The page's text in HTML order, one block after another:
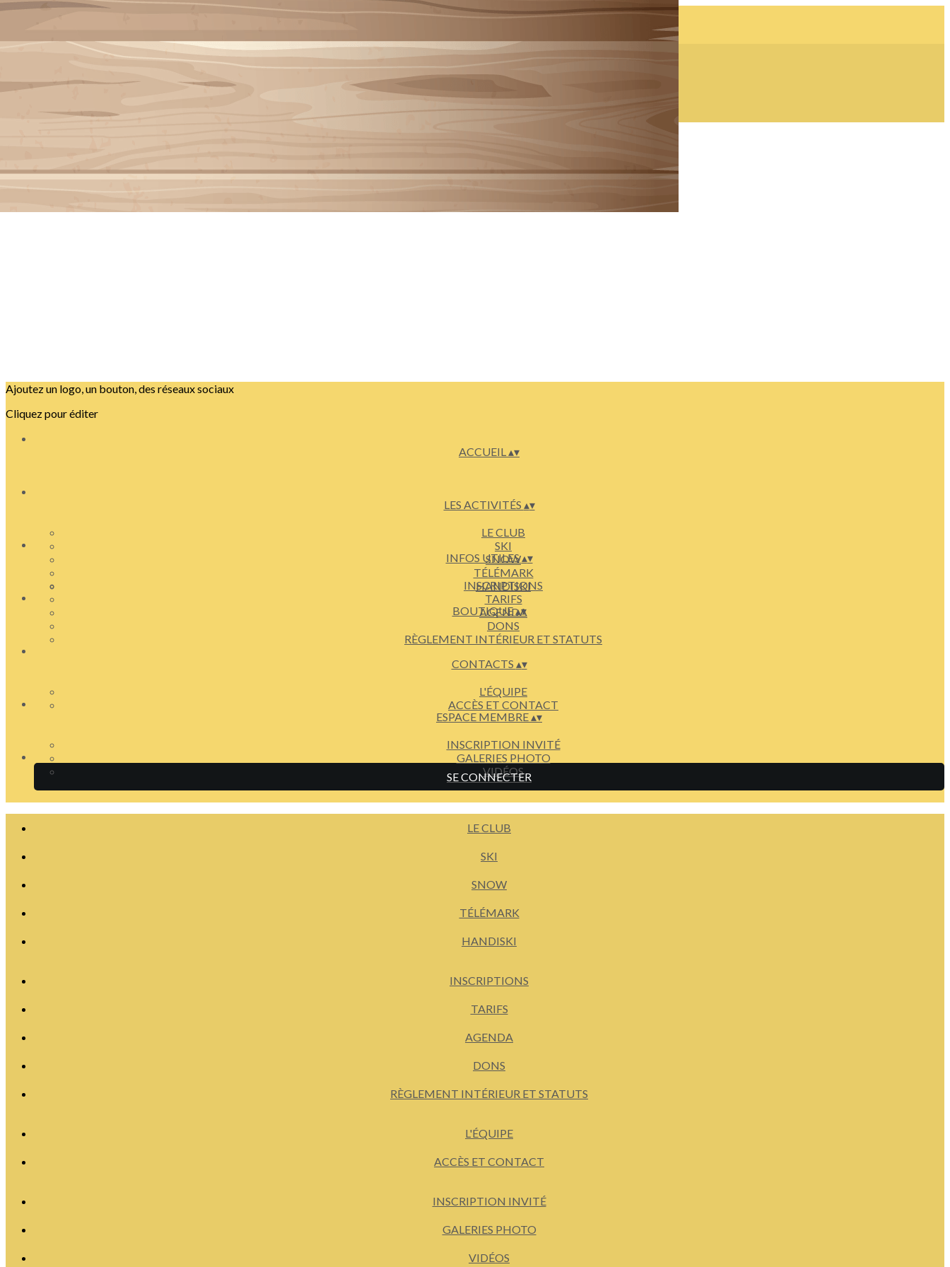
<
INSCRIPTION INVITÉ
Vidéos
Cliquez pour éditer
Ajoutez un logo, un bouton, des réseaux sociaux
Cliquez pour éditer
ACCUEIL▴▾
LES ACTIVITÉS ▴▾
LE CLUB
SKI
SNOW
TÉLÉMARK
HANDISKI
INFOS UTILES▴▾
INSCRIPTIONS
TARIFS
AGENDA
DONS
RÈGLEMENT INTÉRIEUR ET STATUTS
BOUTIQUE▴▾
CONTACTS ▴▾
L'ÉQUIPE
ACCÈS ET CONTACT
ESPACE MEMBRE▴▾
INSCRIPTION INVITÉ
GALERIES PHOTO
VIDÉOS
SE CONNECTER
LE CLUB
SKI
SNOW
TÉLÉMARK
HANDISKI
INSCRIPTIONS
TARIFS
AGENDA
DONS
RÈGLEMENT INTÉRIEUR ET STATUTS
L'ÉQUIPE
ACCÈS ET CONTACT
INSCRIPTION INVITÉ
GALERIES PHOTO
VIDÉOS